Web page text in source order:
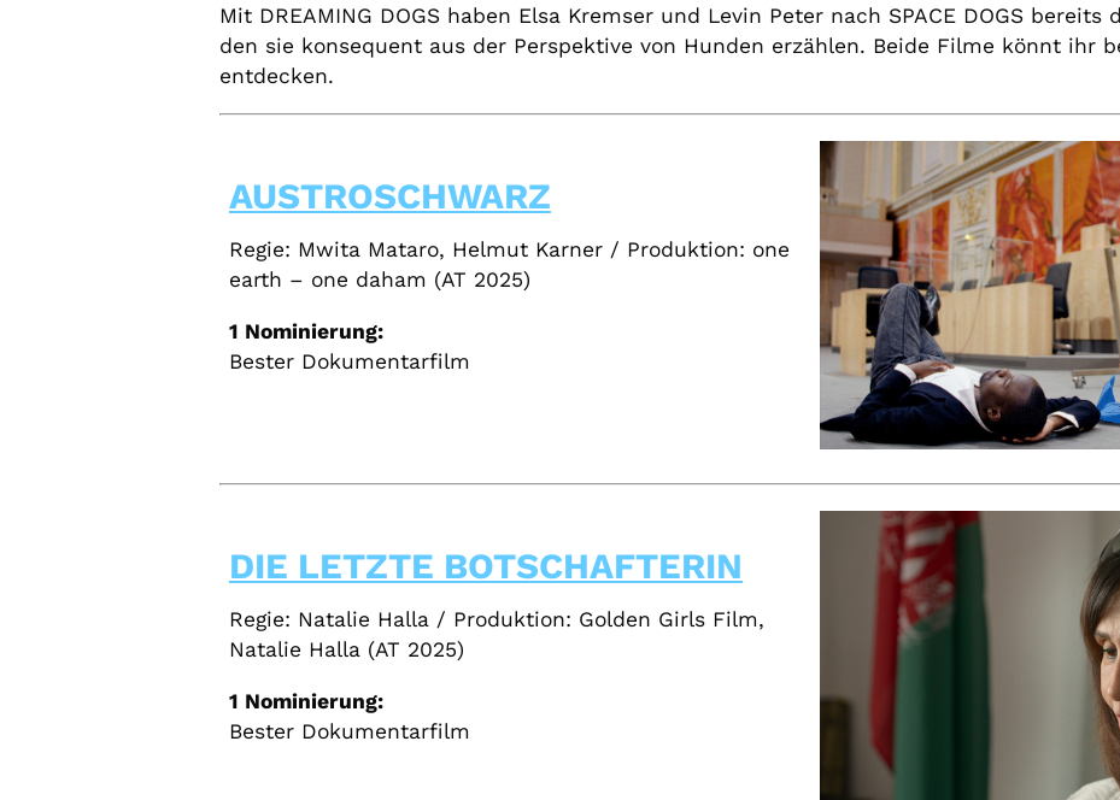
Mit DREAMING DOGS haben Elsa Kremser und Levin Peter nach SPACE DOGS
den sie konsequent aus der Perspektive von Hunden erzählen. Beide Filme könnt ihr
entdecken.
AUSTROSCHWARZ
Regie: Mwita Mataro, Helmut Karner / Produktion: one
earth – one daham (AT 2025)
1 Nominierung:
Bester Dokumentarfilm
DIE LETZTE BOTSCHAFTERIN
Regie: Natalie Halla / Produktion: Golden Girls Film,
Natalie Halla (AT 2025)
1 Nominierung:
Bester Dokumentarfilm